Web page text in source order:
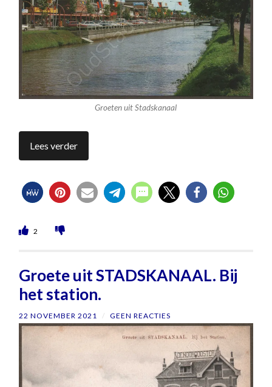
Groeten uit Stadskanaal
Lees verder
2
Groete uit STADSKANAAL. Bij
het station.
22 NOVEMBER 2021 / GEEN REACTIES